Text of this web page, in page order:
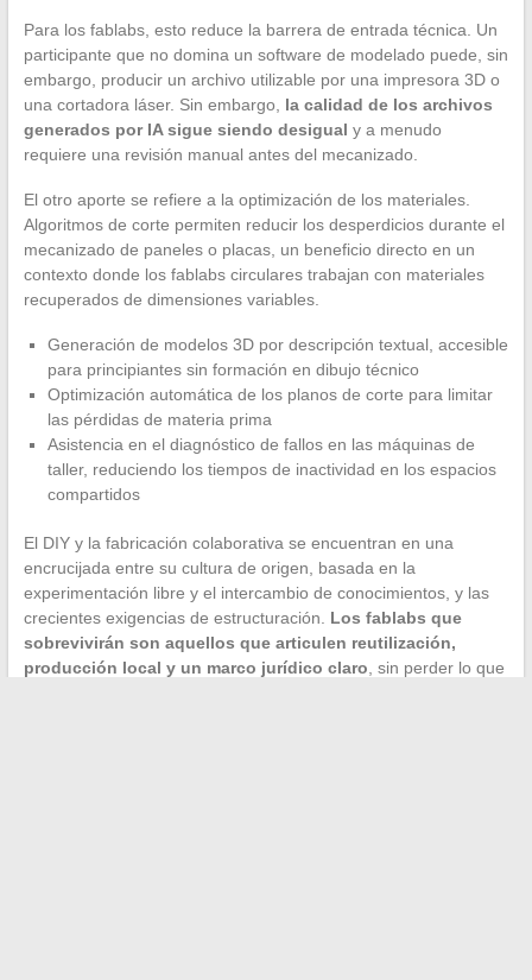
Para los fablabs, esto reduce la barrera de entrada técnica. Un
participante que no domina un software de modelado puede, sin
embargo, producir un archivo utilizable por una impresora 3D o
una cortadora láser. Sin embargo, la calidad de los archivos
generados por IA sigue siendo desigual y a menudo
requiere una revisión manual antes del mecanizado.
El otro aporte se refiere a la optimización de los materiales.
Algoritmos de corte permiten reducir los desperdicios durante el
mecanizado de paneles o placas, un beneficio directo en un
contexto donde los fablabs circulares trabajan con materiales
recuperados de dimensiones variables.
Generación de modelos 3D por descripción textual, accesible
para principiantes sin formación en dibujo técnico
Optimización automática de los planos de corte para limitar
las pérdidas de materia prima
Asistencia en el diagnóstico de fallos en las máquinas de
taller, reduciendo los tiempos de inactividad en los espacios
compartidos
El DIY y la fabricación colaborativa se encuentran en una
encrucijada entre su cultura de origen, basada en la
experimentación libre y el intercambio de conocimientos, y las
crecientes exigencias de estructuración. Los fablabs que
sobrevivirán son aquellos que articulen reutilización,
producción local y un marco jurídico claro, sin perder lo que